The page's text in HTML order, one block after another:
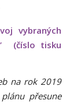
vybraných
(číslo tisku
na rok 2019
přesune